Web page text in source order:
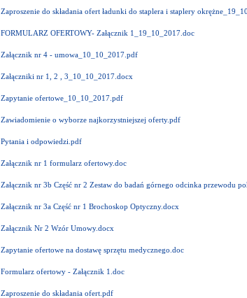
Zaproszenie do składania ofert ładunki do staplera i staplery
FORMULARZ OFERTOWY- Załącznik 1_19_10_2017.doc
Załącznik nr 4 - umowa_10_10_2017.pdf
Załączniki nr 1, 2 , 3_10_10_2017.docx
Zapytanie ofertowe_10_10_2017.pdf
Zawiadomienie o wyborze najkorzystniejszej oferty.pdf
Pytania i odpowiedzi.pdf
Załącznik nr 1 formularz ofertowy.doc
Załącznik nr 3b Część nr 2 Zestaw do badań górnego odcinka przewodu
Załącznik nr 3a Część nr 1 Brochoskop Optyczny.docx
Załącznik Nr 2 Wzór Umowy.docx
Zapytanie ofertowe na dostawę sprzętu medycznego.doc
Formularz ofertowy - Załącznik 1.doc
Zaproszenie do składania ofert.pdf